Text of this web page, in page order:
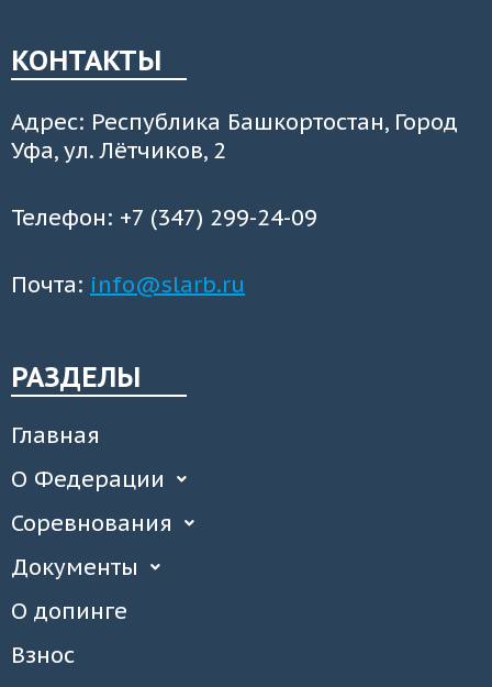
КОНТАКТЫ
Адрес: Республика Башкортостан, Город
Уфа, ул. Лётчиков, 2
Телефон: +7 (347) 299-24-09
Почта: info@slarb.ru
РАЗДЕЛЫ
Главная
О Федерации
Соревнования
Документы
О допинге
Взнос